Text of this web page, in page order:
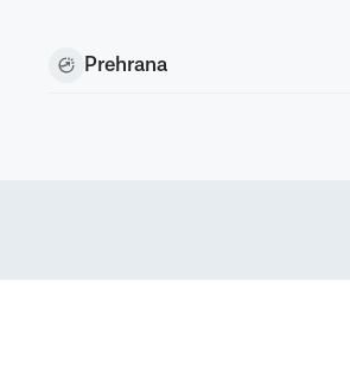
Prehrana